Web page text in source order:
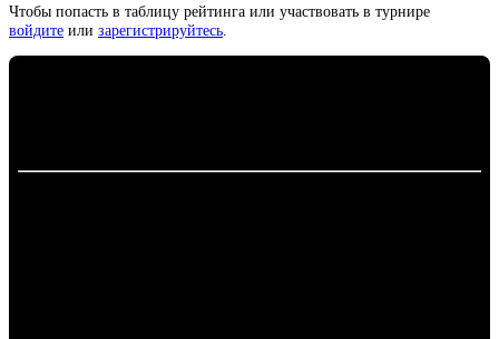
Чтобы попасть в таблицу рейтинга или участвовать в турнире
войдите или зарегистрируйтесь